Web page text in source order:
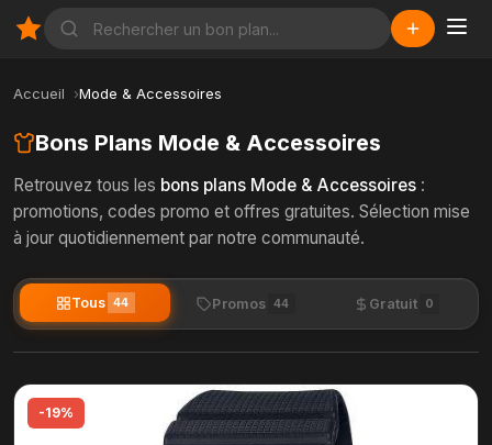
Accueil Mode & Accessoires
Bons Plans Mode & Accessoires
Retrouvez tous les bons plans Mode & Accessoires :
promotions, codes promo et offres gratuites. Sélection mise
à jour quotidiennement par notre communauté.
Tous 44 Promos 44 Gratuit 0
-19%